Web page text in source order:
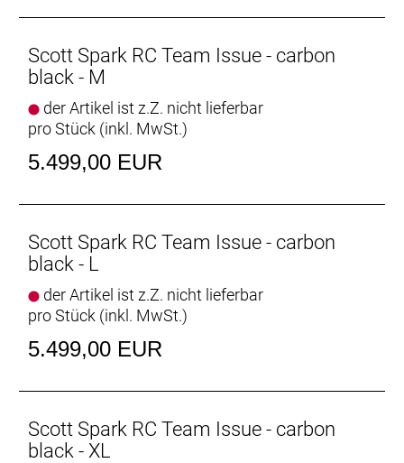
Suspension modes
Sattel: Syncros Belcarra Regular 1.5, Titanium rails
31.6mm, all sizes 100mm
Gewicht: 11,8 kg
Zulässiges Gesamtgewicht: 128 kg
Scott Spark RC Team Issue - carbon
black - M
der Artikel ist z.Z. nicht lieferbar
pro Stück (inkl. MwSt.)
5.499,00 EUR
Scott Spark RC Team Issue - carbon
black - L
der Artikel ist z.Z. nicht lieferbar
pro Stück (inkl. MwSt.)
5.499,00 EUR
Scott Spark RC Team Issue - carbon
black - XL